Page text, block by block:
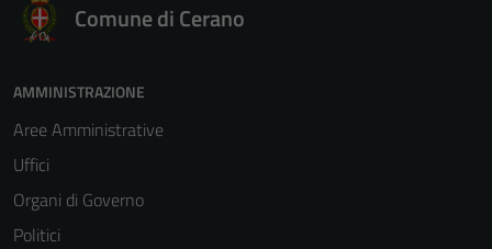
Comune di Cerano
AMMINISTRAZIONE
Aree Amministrative
Uffici
Organi di Governo
Politici